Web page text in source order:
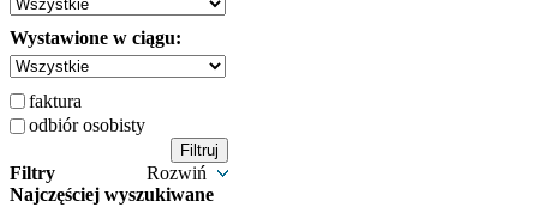
Wystawione w ciągu:
faktura
odbiór osobisty
Filtry
Rozwiń
Najczęściej wyszukiwane